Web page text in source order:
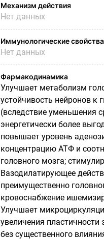
Механизм действия
Нет данных
Иммунологические свойства
Нет данных
Фармакодинамика
Улучшает метаболизм
устойчивость нейронов к
(вследствие уменьшения
энергетически более
повышает уровень
концентрацию АТФ и
головного мозга;
Вазодилатирующее
преимущественно
кровоснабжение
Улучшает
увеличения
без существенного